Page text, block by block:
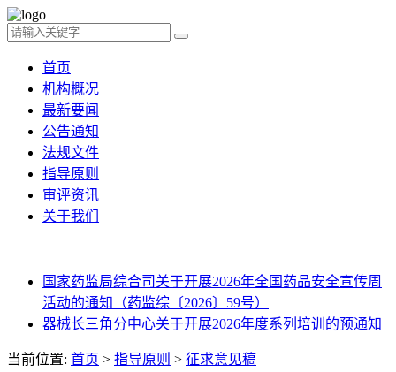
首页
机构概况
最新要闻
公告通知
法规文件
指导原则
审评资讯
关于我们
国家药监局综合司关于开展2026年全国药品安全宣传周
活动的通知（药监综〔2026〕59号）
器械长三角分中心关于开展2026年度系列培训的预通知
当前位置: 首页 > 指导原则 > 征求意见稿